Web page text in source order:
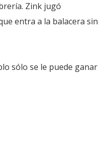
Zink jugó
entra a la balacera sin
sólo se le puede ganar